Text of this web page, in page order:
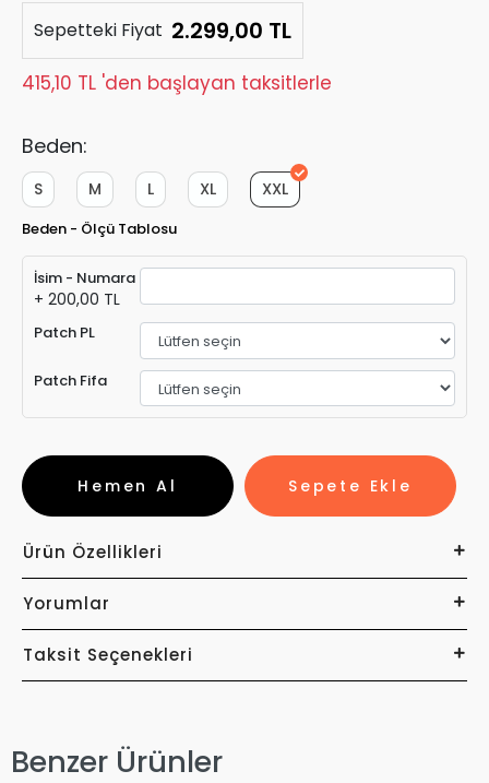
Sepetteki Fiyat 2.299,00 TL
415,10 TL 'den başlayan taksitlerle
Beden:
XXL
XL
L
M
S
Beden - Ölçü Tablosu
İsim - Numara
+ 200,00 TL
Patch PL
Patch Fifa
Sepete Ekle
Hemen Al
Ürün Özellikleri
Yorumlar
Taksit Seçenekleri
Benzer Ürünler